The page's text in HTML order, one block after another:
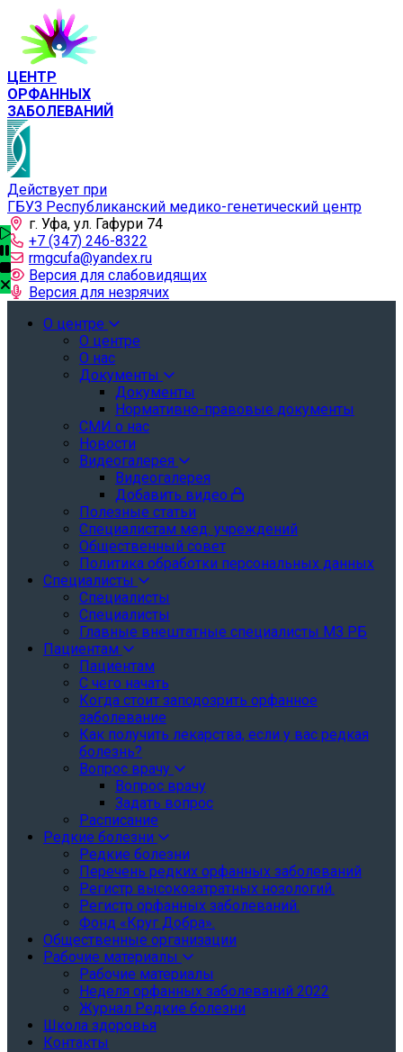
ЦЕНТР
ОРФАННЫХ
ЗАБОЛЕВАНИЙ
Действует при
ГБУЗ Республиканский медико-генетический центр
г. Уфа, ул. Гафури 74
+7 (347) 246-8322
rmgcufa@yandex.ru
Версия для слабовидящих
Версия для незрячих
О центре
О центре
О нас
Документы
Документы
Нормативно-правовые документы
СМИ о нас
Новости
Видеогалерея
Видеогалерея
Добавить видео
Полезные статьи
Специалистам мед. учреждений
Общественный совет
Политика обработки персональных данных
Специалисты
Специалисты
Специалисты
Главные внештатные специалисты МЗ РБ
Пациентам
Пациентам
С чего начать
Когда стоит заподозрить орфанное
заболевание
Как получить лекарства, если у вас редкая
болезнь?
Вопрос врачу
Вопрос врачу
Задать вопрос
Расписание
Редкие болезни
Редкие болезни
Перечень редких орфанных заболеваний
Регистр высокозатратных нозологий.
Регистр орфанных заболеваний.
Фонд «Круг Добра».
Общественные организации
Рабочие материалы
Рабочие материалы
Неделя орфанных заболеваний 2022
Журнал Редкие болезни
Школа здоровья
Контакты